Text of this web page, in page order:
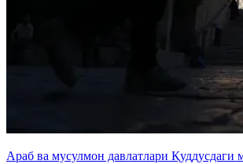
Араб ва мусулмон давлатлари Қуддусдаги